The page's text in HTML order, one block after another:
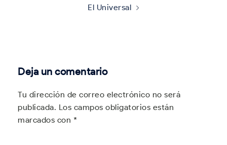
El Universal
Deja un comentario
Tu dirección de correo electrónico no será
publicada. Los campos obligatorios están
marcados con *